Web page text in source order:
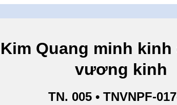
Kim Quang minh
vương kinh
TN. 005 • TNVNPF-